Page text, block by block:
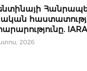
IARA
2026